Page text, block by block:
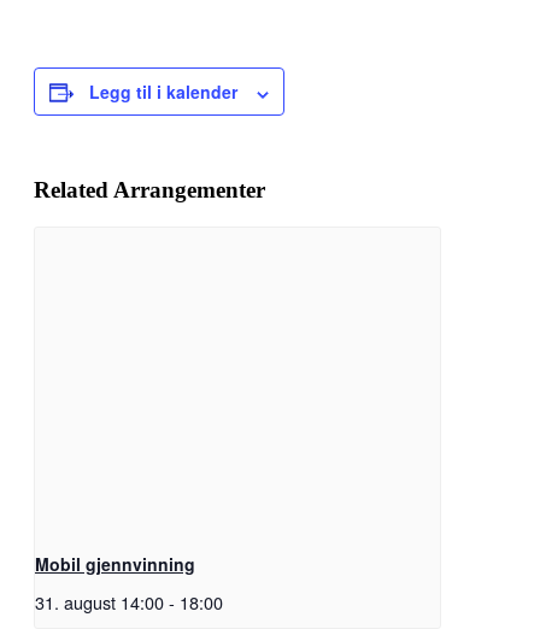
Legg til i kalender
Related Arrangementer
Mobil gjennvinning
31. august 14:00- 18:00